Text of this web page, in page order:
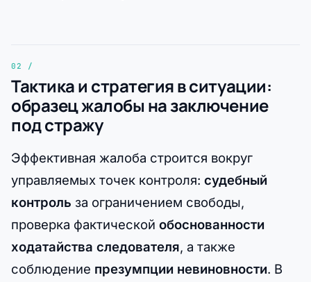
Тактика и стратегия в ситуации:
образец жалобы на заключение
под стражу
Эффективная жалоба строится вокруг
управляемых точек контроля: судебный
контроль за ограничением свободы,
проверка фактической обоснованности
ходатайства следователя, а также
соблюдение презумпции невиновности. В